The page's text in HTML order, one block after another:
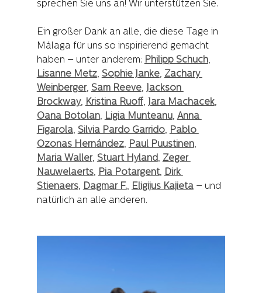
sprechen Sie uns an! Wir unterstützen Sie.
Ein großer Dank an alle, die diese Tage in
Málaga für uns so inspirierend gemacht
haben – unter anderem: Philipp Schuch,
Lisanne Metz, Sophie Janke, Zachary
Weinberger, Sam Reeve, Jackson
Brockway, Kristina Ruoff, Jara Machacek,
Oana Botolan, Ligia Munteanu, Anna
Figarola, Silvia Pardo Garrido, Pablo
Ozonas Hernández, Paul Puustinen,
Maria Waller, Stuart Hyland, Zeger
Nauwelaerts, Pia Potargent, Dirk
Stienaers, Dagmar F., Eligijus Kajieta – und
natürlich an alle anderen.